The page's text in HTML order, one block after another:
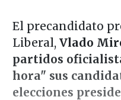
El precandidato
Liberal, Vlado
partidos
hora" sus
elecciones